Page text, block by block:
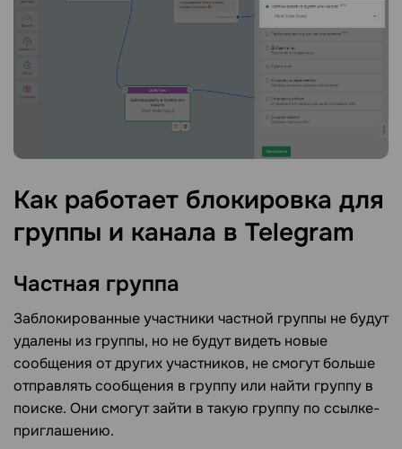
Как работает блокировка для
группы и канала в Telegram
Частная группа
Заблокированные участники частной группы не будут
удалены из группы, но не будут видеть новые
сообщения от других участников, не смогут больше
отправлять сообщения в группу или найти группу в
поиске. Они смогут зайти в такую группу по ссылке-
приглашению.